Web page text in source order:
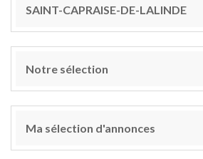
SAINT-CAPRAISE-DE-LALINDE
Notre sélection
Ma sélection d'annonces